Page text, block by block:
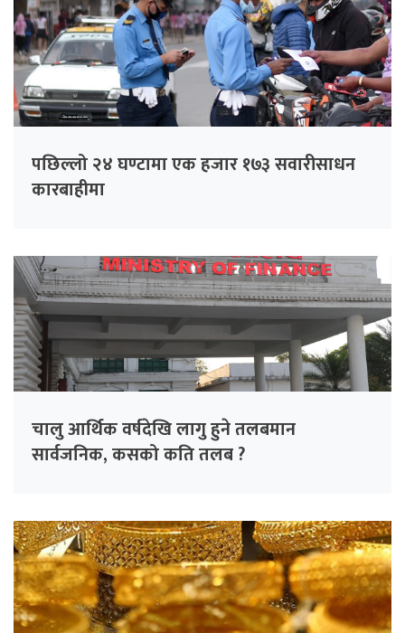
पछिल्लो २४ घण्टामा एक हजार १७३ सवारीसाधन
कारबाहीमा
चालु आर्थिक वर्षदेखि लागु हुने तलबमान
सार्वजनिक, कसको कति तलब ?